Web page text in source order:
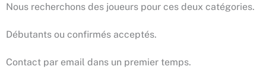
Nous recherchons des joueurs pour ces deux catégories.
Débutants ou confirmés acceptés.
Contact par email dans un premier temps.